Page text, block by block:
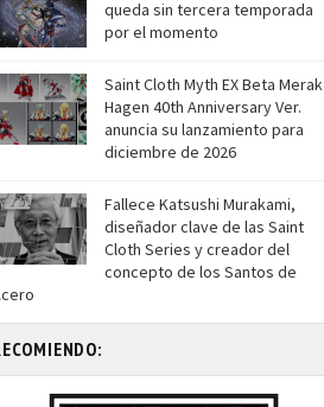
queda sin tercera temporada
por el momento
Saint Cloth Myth EX Beta Merak
Hagen 40th Anniversary Ver.
anuncia su lanzamiento para
diciembre de 2026
Fallece Katsushi Murakami,
diseñador clave de las Saint
Cloth Series y creador del
concepto de los Santos de